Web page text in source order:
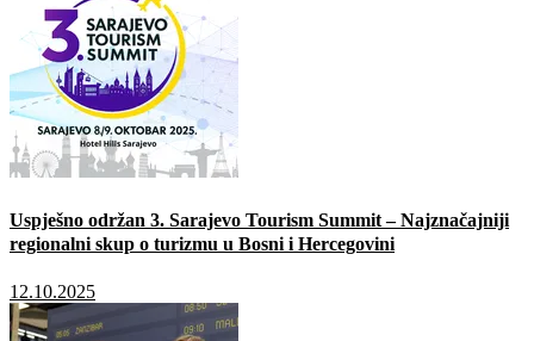
Uspješno održan 3. Sarajevo Tourism Summit – Najznačajniji
regionalni skup o turizmu u Bosni i Hercegovini
12.10.2025